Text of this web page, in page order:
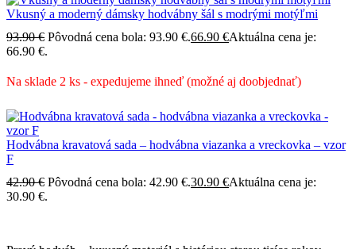
Vkusný a moderný dámsky hodvábny šál s modrými motýľmi
93.90€ Pôvodná cena bola: 93.90 €.66.90 €Aktuálna cena je:
66.90 €.
Na sklade 2 ks - expedujeme ihneď (možné aj doobjednať)
Hodvábna kravatová sada – hodvábna viazanka a vreckovka – vzor
F
42.90€ Pôvodná cena bola: 42.90 €.30.90 €Aktuálna cena je:
30.90 €.